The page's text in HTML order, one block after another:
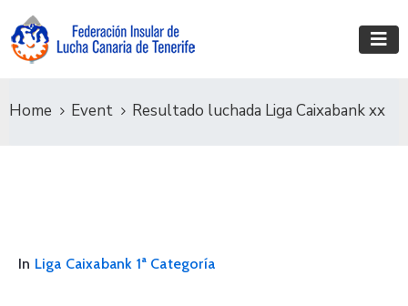
Home Event Resultado luchada Liga Caixabank xx
In Liga Caixabank 1ª Categoría